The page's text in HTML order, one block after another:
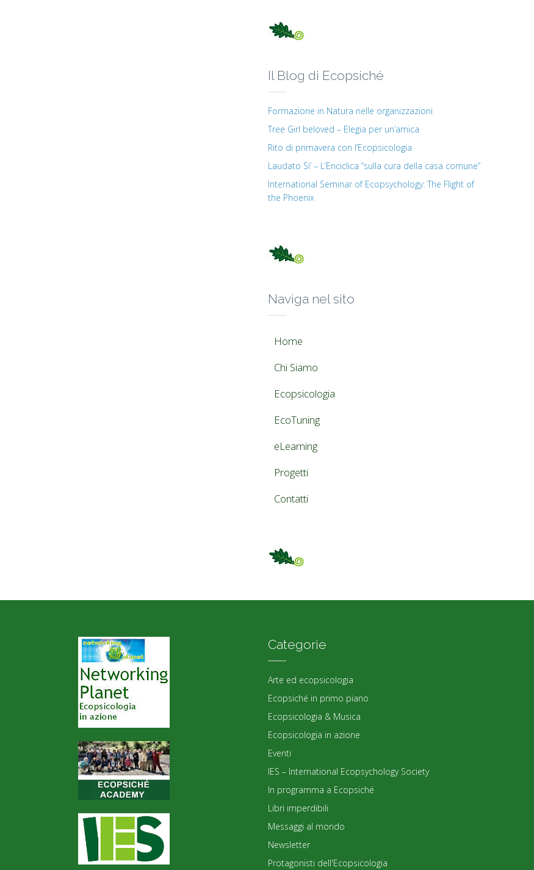
Il Blog di Ecopsiché
Formazione in Natura nelle organizzazioni
Tree Girl beloved – Elegia per un’amica
Rito di primavera con l’Ecopsicologia
Laudato Si’ – L’Enciclica “sulla cura della casa comune”
International Seminar of Ecopsychology: The Flight of
the Phoenix
Naviga nel sito
Home
Chi Siamo
Ecopsicologia
EcoTuning
eLearning
Progetti
Contatti
Categorie
Arte ed ecopsicologia
Ecopsiché in primo piano
Ecopsicologia & Musica
Ecopsicologia in azione
Eventi
IES – International Ecopsychology Society
In programma a Ecopsiché
Libri imperdibili
Messaggi al mondo
Newsletter
Protagonisti dell'Ecopsicologia